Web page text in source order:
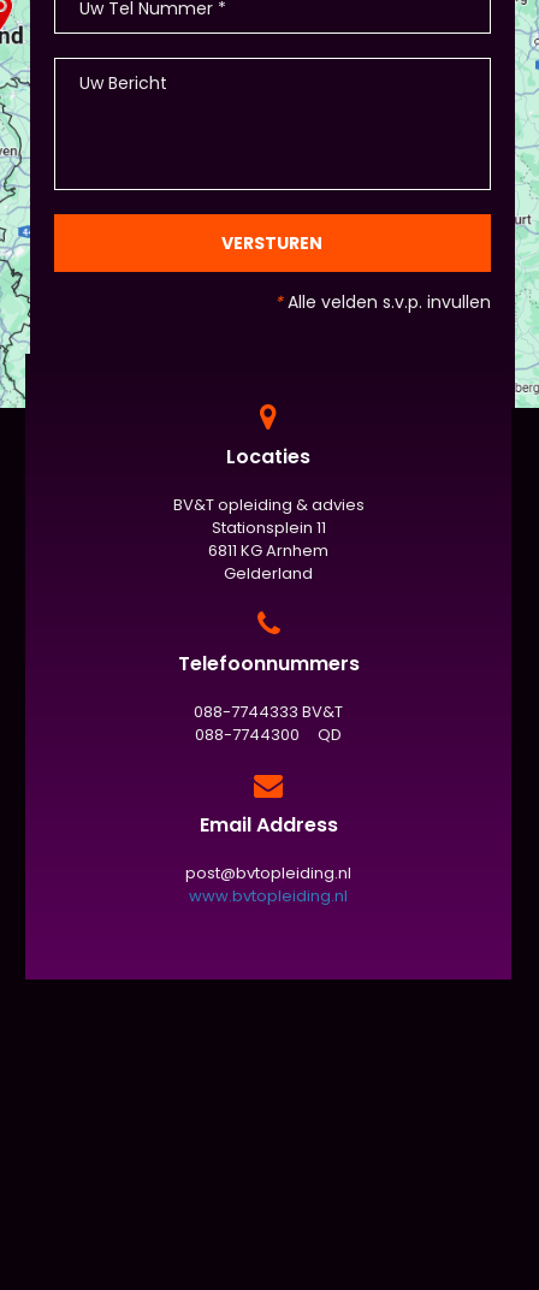
- Als je hierbij je eigen creativiteit in wil zetten is
dat altijd mogelijk! Maar: overleg dit dan wel met
Piet of hij dit wil in plaats van een eindpresentatie
+ zorg ervoor dat de deelnemers wel hun
en die van Piet en vervolgens de deelnemers:
gezien de eindpresentaties van 5 minuten de
officiële/vaste werkvorm zijn. Voor beginners is het
evaluatieformulier niet :)
VERSTUREN
*Alle velden s.v.p. invullen
Locaties
BV&T opleiding & advies
Stationsplein 11
6811 KG Arnhem
Gelderland
Telefoonnummers
088-7744333 BV&T
088-7744300 QD
Email Address
post@bvtopleiding.nl
www.bvtopleiding.nl